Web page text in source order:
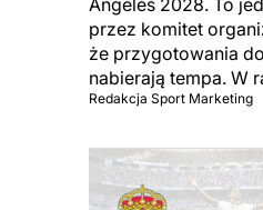
przez komitet
że przygotowania
nabierają tempa. W
Redakcja Sport Marketing